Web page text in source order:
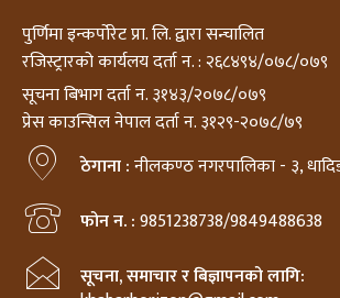
पुर्णिमा इन्कर्पोरेट प्रा. लि. द्वारा सन्चालित
रजिस्ट्रारको कार्यलय दर्ता न. : २६८४९४/०७८/०७९
सूचना बिभाग दर्ता न. ३१४३/२०७८/०७९
प्रेस काउन्सिल नेपाल दर्ता न. ३१२९-२०७८/७९
ठेगाना :नीलकण्ठ नगरपालिका - ३,
फोन न. :9851238738/9849488638
सूचना, समाचार र बिज्ञापनको लागि: